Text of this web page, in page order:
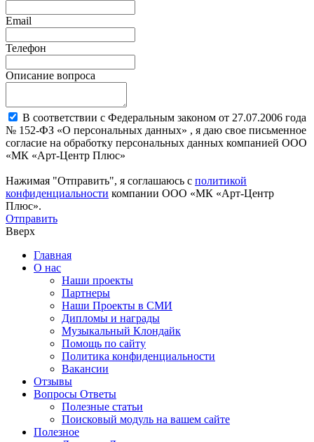
Email
Телефон
Описание вопроса
В соответствии с Федеральным законом от 27.07.2006 года
№ 152-ФЗ «О персональных данных» , я даю свое письменное
согласие на обработку персональных данных компанией ООО
«МК «Арт-Центр Плюс»
Нажимая "Отправить", я соглашаюсь с политикой
конфиденциальности компании ООО «МК «Арт-Центр
Плюс».
Отправить
Вверх
Главная
О нас
Наши проекты
Партнеры
Наши Проекты в СМИ
Дипломы и награды
Музыкальный Клондайк
Помощь по сайту
Политика конфиденциальности
Вакансии
Отзывы
Вопросы Ответы
Полезные статьи
Поисковый модуль на вашем сайте
Полезное